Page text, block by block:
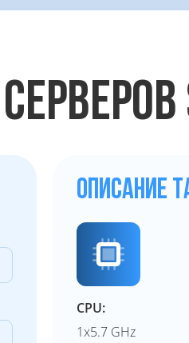
ОПИСАНИЕ
CPU:
1x5.7 GHz